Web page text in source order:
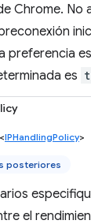
Chrome. No
preferencia
es
<IPHandlingPolicy>
posteriores
el